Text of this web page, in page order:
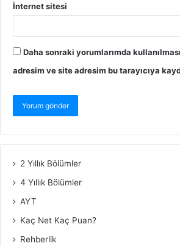
İnternet sitesi
Daha sonraki yorumlarımda
adresim ve site adresim bu tarayıcıya
2 Yıllık Bölümler
4 Yıllık Bölümler
AYT
Kaç Net Kaç Puan?
Rehberlik